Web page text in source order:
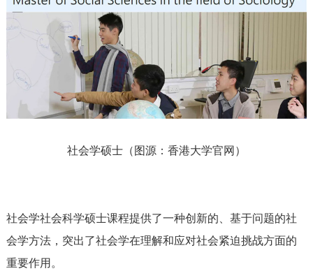
社会学硕士（图源：香港大学官网）
社会学社会科学硕士课程提供了一种创新的、基于问题的社
会学方法，突出了社会学在理解和应对社会紧迫挑战方面的
重要作用。